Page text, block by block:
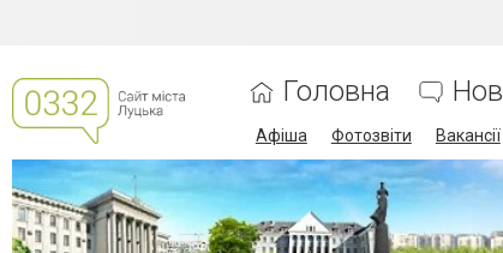
Головна
Афіша Фотозвіти Вакансії